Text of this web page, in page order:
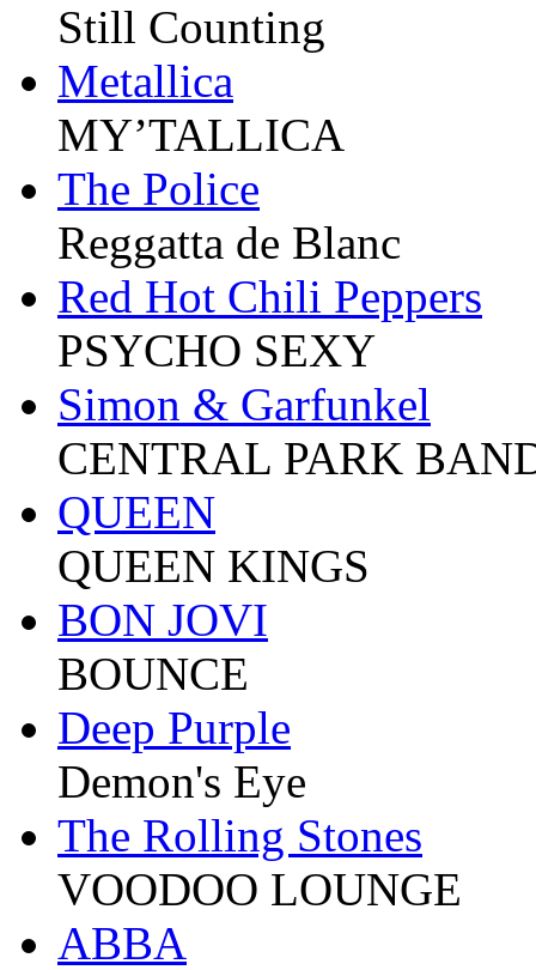
Still Counting
Metallica
MY’TALLICA
The Police
Reggatta de Blanc
Red Hot Chili Peppers
PSYCHO SEXY
Simon & Garfunkel
CENTRAL PARK
QUEEN
QUEEN KINGS
BON JOVI
BOUNCE
Deep Purple
Demon's Eye
The Rolling Stones
VOODOO LOUNGE
ABBA